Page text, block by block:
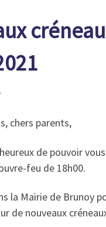
chers parents,
de pouvoir
feu de 18h00.
la Mairie de Brunoy
de nouveaux